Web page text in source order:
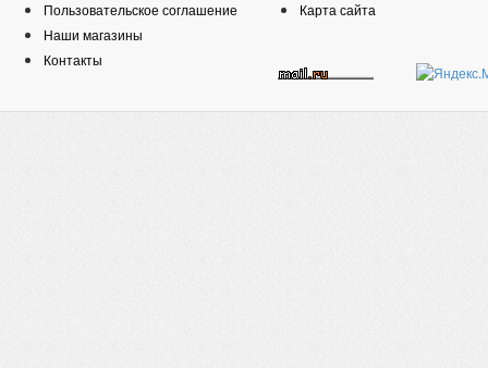
Пользовательское соглашение
Наши магазины
Контакты
Карта сайта